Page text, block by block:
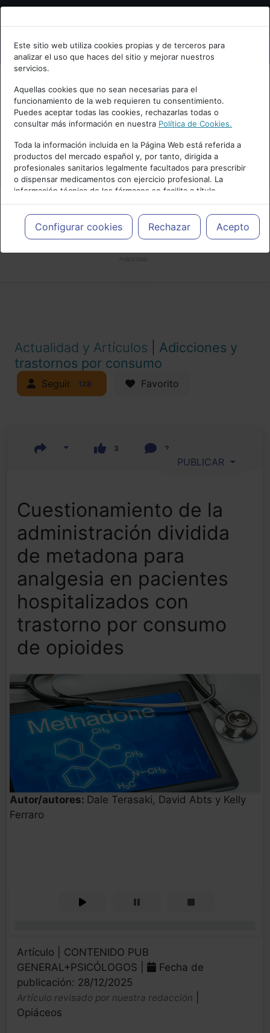
Bienvenid@ a psiquiatria.com
Escribe tu Email
Accede o regístrate con tu email.
Cancelar
Este sitio web utiliza cookies propias y de terceros para
analizar el uso que haces del sitio y mejorar nuestros
servicios.
Aquellas cookies que no sean necesarias para el
funcionamiento de la web requieren tu consentimiento.
Puedes aceptar todas las cookies, rechazarlas todas o
consultar más información en nuestra Política de Cookies.
Toda la información incluida en la Página Web está referida a
productos del mercado español y, por tanto, dirigida a
profesionales sanitarios legalmente facultados para prescribir
o dispensar medicamentos con ejercicio profesional. La
información técnica de los fármacos se facilita a título
meramente informativo, siendo responsabilidad de los
profesionales facultados prescribir medicamentos y decidir, en
cada caso concreto, el tratamiento más adecuado a las
necesidades del paciente.
Configurar cookies Rechazar Acepto
Actualidad y Artículos
Adicciones y
trastornos por consumo
Seguir 128 Favorito
3 2
PUBLICAR
Cuestionamiento de la
administración dividida
de metadona para
analgesia en pacientes
hospitalizados con
trastorno por consumo
de opioides
Autor/autores: Dale Terasaki, David Abts y Kelly
Ferraro
Artículo | CONTENIDO PUB
GENERAL+PSICÓLOGOS |
Fecha de
publicación: 28/12/2025
Artículo revisado por nuestra redacción
Opiáceos